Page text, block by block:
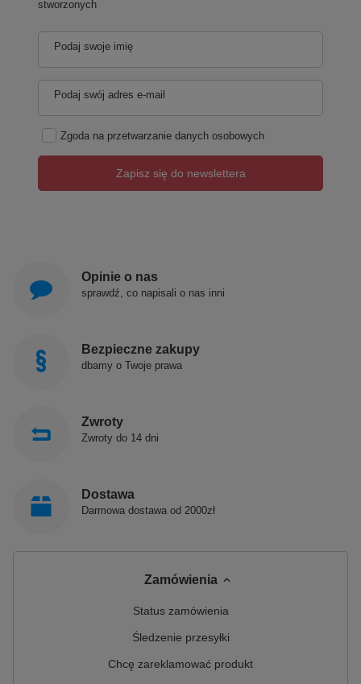
stworzonych
Podaj swoje imię
Podaj swój adres e-mail
Zgoda na przetwarzanie danych osobowych
Zapisz się do newslettera
Opinie o nas
sprawdź, co napisali o nas inni
Bezpieczne zakupy
dbamy o Twoje prawa
Zwroty
Zwroty do 14 dni
Dostawa
Darmowa dostawa od 2000zł
Zamówienia
Status zamówienia
Śledzenie przesyłki
Chcę zareklamować produkt